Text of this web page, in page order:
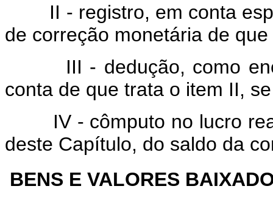
II - registro, em conta
de correção monetária de
III - dedução, como
conta de que trata o item II,
IV - cômputo no lucro
deste Capítulo, do saldo da
BENS E VALORES